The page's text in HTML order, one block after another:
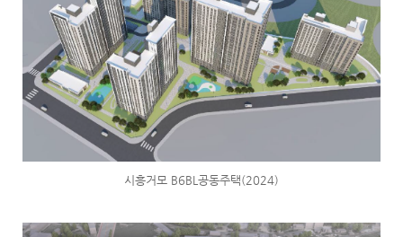
시흥거모 B6BL공동주택(2024)